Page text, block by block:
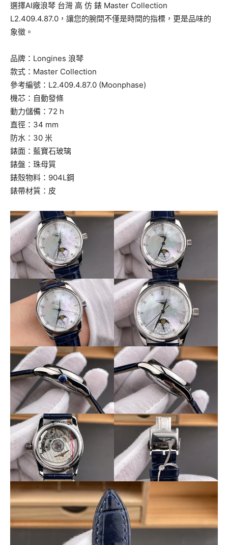
選擇AI廠浪琴 台灣 高 仿 錶 Master Collection
L2.409.4.87.0，讓您的腕間不僅是時間的指標，更是品味的
象徵。
品牌：Longines 浪琴
款式：Master Collection
參考編號：L2.409.4.87.0 (Moonphase)
機芯：自動發條
動力儲備：72 h
直徑：34 mm
防水：30 米
錶面：藍寶石玻璃
錶盤：珠母質
錶殼物料：904L鋼
錶帶材質：皮